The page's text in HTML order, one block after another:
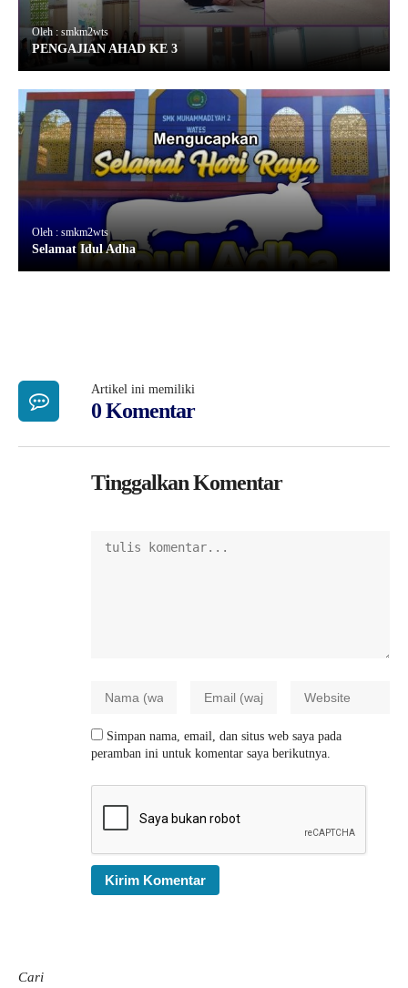
Oleh : smkm2wts
PENGAJIAN AHAD KE 3
Oleh : smkm2wts
Selamat Idul Adha
Artikel ini memiliki
0 Komentar
Tinggalkan Komentar
Simpan nama, email, dan situs web saya pada
peramban ini untuk komentar saya berikutnya.
Cari